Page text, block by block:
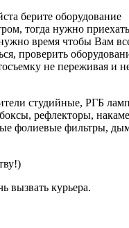
берите оборудование
тогда нужно
время чтобы Вам
проверить
не переживая и
студийные, РГБ
рефлекторы,
фолиевые фильтры,
вызвать курьера.